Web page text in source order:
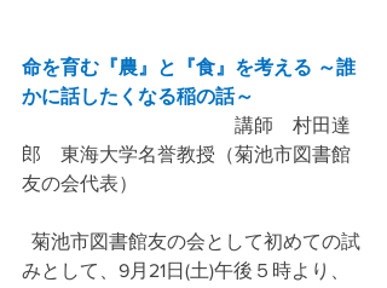
命を育む『農』と『食』を考える ～誰
かに話したくなる稲の話～
講師　村田達
郎　東海大学名誉教授（菊池市図書館
友の会代表）
みとして、9月21日(土)午後５時より、